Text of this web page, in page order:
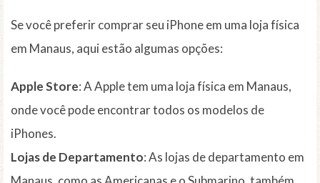
Se você preferir comprar seu iPhone em uma loja física
em Manaus, aqui estão algumas opções:
Apple Store: A Apple tem uma loja física em Manaus,
onde você pode encontrar todos os modelos de
iPhones.
Lojas de Departamento: As lojas de departamento em